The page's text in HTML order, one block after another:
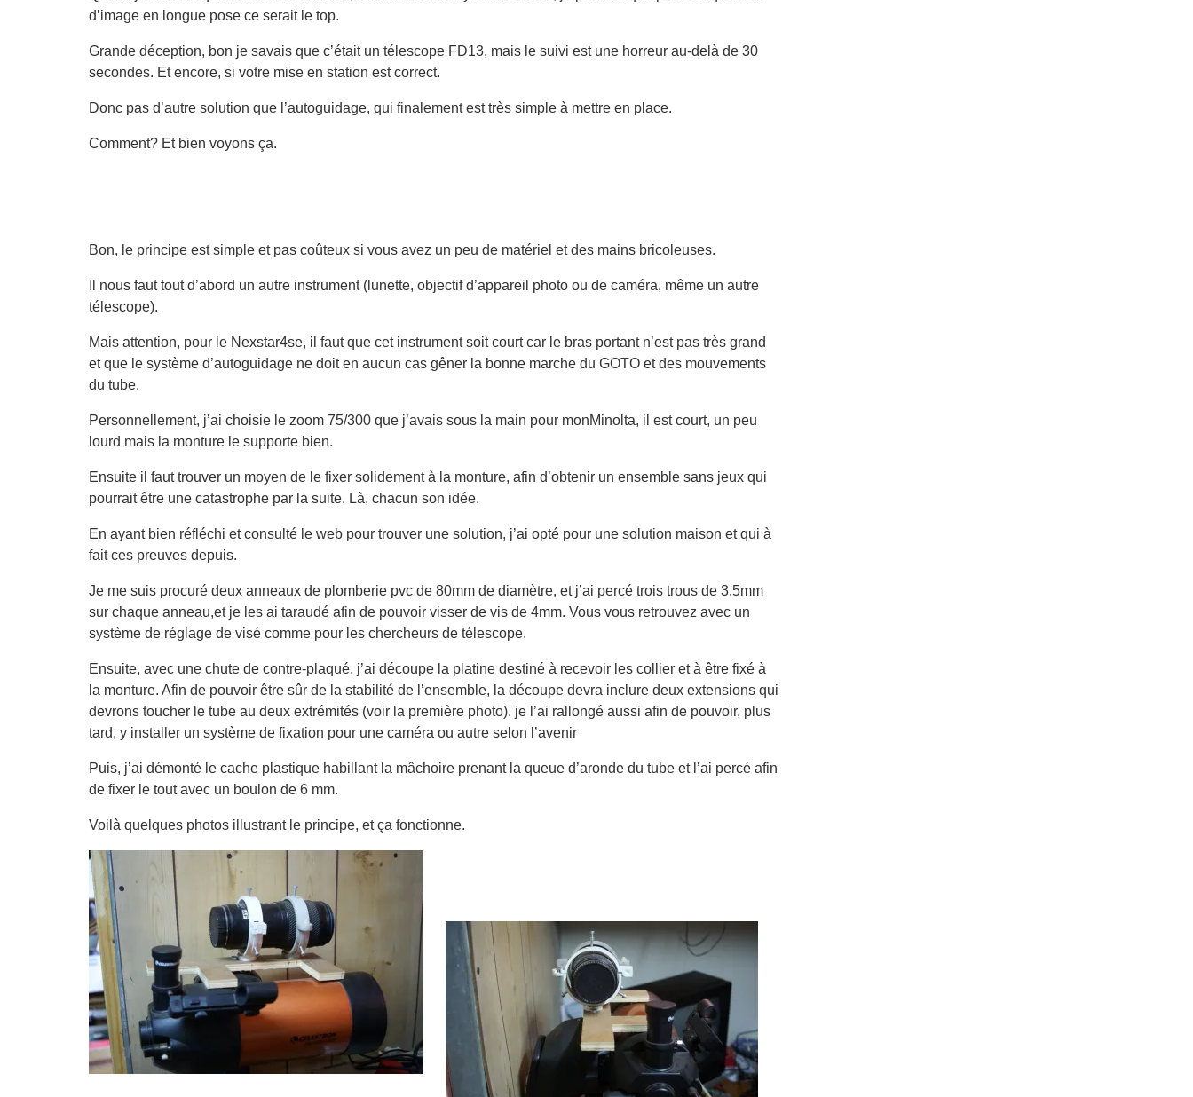
d’image en longue pose ce serait le top.
Grande déception, bon je savais que c’était un télescope FD13, mais le suivi est une horreur au-delà de 30
secondes. Et encore, si votre mise en station est correct.
Donc pas d’autre solution que l’autoguidage, qui finalement est très simple à mettre en place.
Comment? Et bien voyons ça.
Bon, le principe est simple et pas coûteux si vous avez un peu de matériel et des mains bricoleuses.
Il nous faut tout d’abord un autre instrument (lunette, objectif d’appareil photo ou de caméra, même un autre
télescope).
Mais attention, pour le Nexstar4se, il faut que cet instrument soit court car le bras portant n’est pas très grand
et que le système d’autoguidage ne doit en aucun cas gêner la bonne marche du GOTO et des mouvements
du tube.
Personnellement, j’ai choisie le zoom 75/300 que j’avais sous la main pour monMinolta, il est court, un peu
lourd mais la monture le supporte bien.
Ensuite il faut trouver un moyen de le fixer solidement à la monture, afin d’obtenir un ensemble sans jeux qui
pourrait être une catastrophe par la suite. Là, chacun son idée.
En ayant bien réfléchi et consulté le web pour trouver une solution, j’ai opté pour une solution maison et qui à
fait ces preuves depuis.
Je me suis procuré deux anneaux de plomberie pvc de 80mm de diamètre, et j’ai percé trois trous de 3.5mm
sur chaque anneau,et je les ai taraudé afin de pouvoir visser de vis de 4mm. Vous vous retrouvez avec un
système de réglage de visé comme pour les chercheurs de télescope.
Ensuite, avec une chute de contre-plaqué, j’ai découpe la platine destiné à recevoir les collier et à être fixé à
la monture. Afin de pouvoir être sûr de la stabilité de l’ensemble, la découpe devra inclure deux extensions qui
devrons toucher le tube au deux extrémités (voir la première photo). je l’ai rallongé aussi afin de pouvoir, plus
tard, y installer un système de fixation pour une caméra ou autre selon l’avenir
Puis, j’ai démonté le cache plastique habillant la mâchoire prenant la queue d’aronde du tube et l’ai percé afin
de fixer le tout avec un boulon de 6 mm.
Voilà quelques photos illustrant le principe, et ça fonctionne.